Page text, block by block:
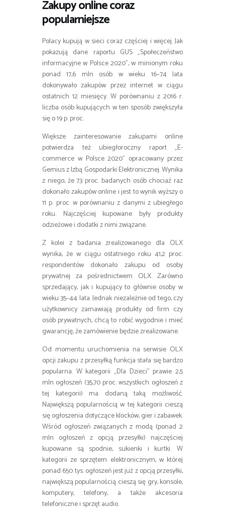
Zakupy online coraz
popularniejsze
Polacy kupują w sieci coraz częściej i więcej. Jak
pokazują dane raportu GUS „Społeczeństwo
informacyjne w Polsce 2020”, w minionym roku
ponad 17,6 mln osób w wieku 16–74 lata
dokonywało zakupów przez internet w ciągu
ostatnich 12 miesięcy. W porównaniu z 2016 r.
liczba osób kupujących w ten sposób zwiększyła
się o 19 p. proc.
Większe zainteresowanie zakupami online
potwierdza też ubiegłoroczny raport „E-
commerce w Polsce 2020” opracowany przez
Gemius z Izbą Gospodarki Elektronicznej. Wynika
z niego, że 73 proc. badanych osób chociaż raz
dokonało zakupów online i jest to wynik wyższy o
11 p. proc. w porównaniu z danymi z ubiegłego
roku. Najczęściej kupowane były produkty
odzieżowe i dodatki z nimi związane.
Z kolei z badania zrealizowanego dla OLX
wynika, że w ciągu ostatniego roku 41,2 proc.
respondentów dokonało zakupu od osoby
prywatnej za pośrednictwem OLX. Zarówno
sprzedający, jak i kupujący to głównie osoby w
wieku 35–44 lata. Jednak niezależnie od tego, czy
użytkownicy zamawiają produkty od firm czy
osób prywatnych, chcą to robić wygodnie i mieć
gwarancję, że zamówienie będzie zrealizowane.
Od momentu uruchomienia na serwisie OLX
opcji zakupu z przesyłką funkcja stała się bardzo
popularna. W kategorii „Dla Dzieci” prawie 2,5
mln ogłoszeń (35,70 proc. wszystkich ogłoszeń z
tej kategorii) ma dodaną taką możliwość.
Największą popularnością w tej kategorii cieszą
się ogłoszenia dotyczące klocków, gier i zabawek.
Wśród ogłoszeń związanych z modą (ponad 2
mln ogłoszeń z opcją przesyłki) najczęściej
kupowane są spodnie, sukienki i kurtki. W
kategorii ze sprzętem elektronicznym, w której
ponad 650 tys. ogłoszeń jest już z opcją przesyłki,
największą popularnością cieszą się gry, konsole,
komputery, telefony, a także akcesoria
telefoniczne i sprzęt audio.